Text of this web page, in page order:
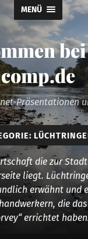
MENÜ
comp.de
Präsentationen
die zur
liegt.
erwähnt und
die
errichtet